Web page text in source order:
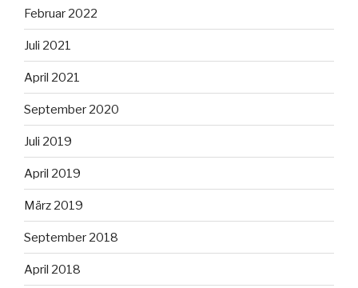
Februar 2022
Juli 2021
April 2021
September 2020
Juli 2019
April 2019
März 2019
September 2018
April 2018